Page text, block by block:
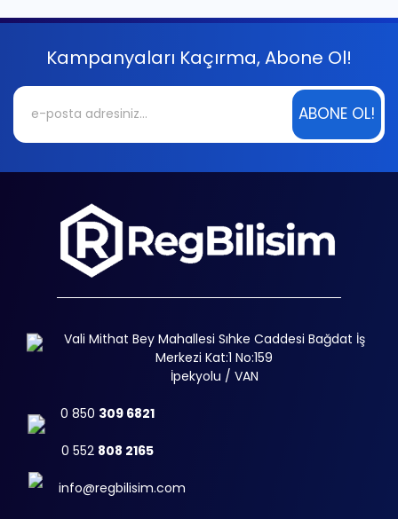
Kampanyaları Kaçırma, Abone Ol!
ABONE OL!
Vali Mithat Bey Mahallesi Sıhke Caddesi Bağdat İş
Merkezi Kat:1 No:159
İpekyolu / VAN
0 850 309 6821
0 552 808 2165
info@regbilisim.com